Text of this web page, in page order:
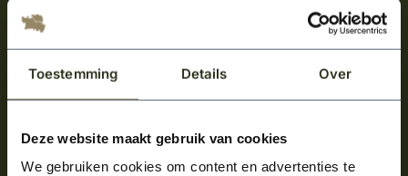
Toestemming Details Over
Deze website maakt gebruik van cookies
We gebruiken cookies om content en advertenties te
Meld je aan en ontvang het laatste nieuws
over onze kempische bouwstijl!
Aanmelden voor de nieuwsbrief